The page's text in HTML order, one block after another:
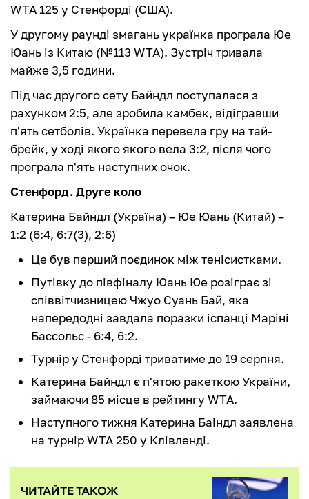
WTA 125 у Стенфорді (США).
У другому раунді змагань українка програла Юе
Юань із Китаю (№113 WTA). Зустріч тривала
майже 3,5 години.
Під час другого сету Байндл поступалася з
рахунком 2:5, але зробила камбек, відігравши
п'ять сетболів. Українка перевела гру на тай-
брейк, у ході якого якого вела 3:2, після чого
програла п'ять наступних очок.
Стенфорд. Друге коло
Катерина Байндл (Україна) – Юе Юань (Китай) –
1:2 (6:4, 6:7(3), 2:6)
Це був перший поєдинок між тенісистками.
Путівку до півфіналу Юань Юе розіграє зі
співвітчизницею Чжуо Суань Бай, яка
напередодні завдала поразки іспанці Маріні
Бассольс - 6:4, 6:2.
Турнір у Стенфорді триватиме до 19 серпня.
Катерина Байндл є п'ятою ракеткою України,
займаючи 85 місце в рейтингу WTA.
Наступного тижня Катерина Баіндл заявлена
на турнір WTA 250 у Клівленді.
ЧИТАЙТЕ ТАКОЖ